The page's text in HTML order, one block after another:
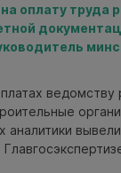
оплату труда
ведомству
аналитики